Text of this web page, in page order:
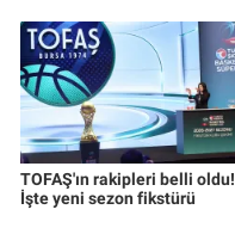
TOFAŞ'ın rakipleri belli oldu!
İşte yeni sezon fikstürü